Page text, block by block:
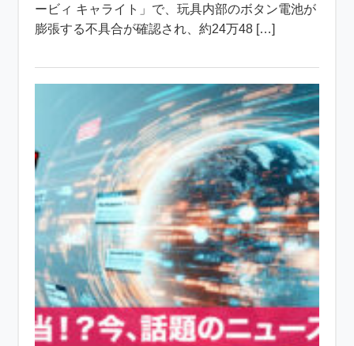
ービィ キャライト」で、玩具内部のボタン電池が
膨張する不具合が確認され、約24万48 […]